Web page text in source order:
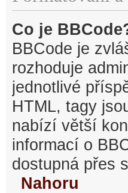
Co je
BBCode je
rozhoduje
jednotlivé
HTML, tagy
nabízí větší
informací o
dostupná přes
Nahoru